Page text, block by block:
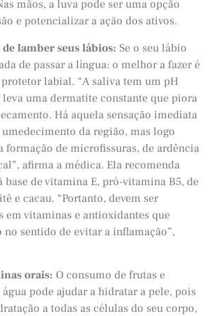
mãos, a luva pode ser uma opção
e potencializar a ação dos ativos.
de lamber seus lábios: Se o seu lábio
de passar a língua: o melhor a fazer é
labial. “A saliva tem um pH
uma dermatite constante que piora
Há aquela sensação imediata
da região, mas logo
formação de microfissuras, de ardência
afirma a médica. Ela recomenda
base de vitamina E, pró-vitamina B5, de
e cacau. “Portanto, devem ser
em vitaminas e antioxidantes que
no sentido de evitar a inflamação”,
orais: O consumo de frutas e
pode ajudar a hidratar a pele, pois
a todas as células do seu corpo,